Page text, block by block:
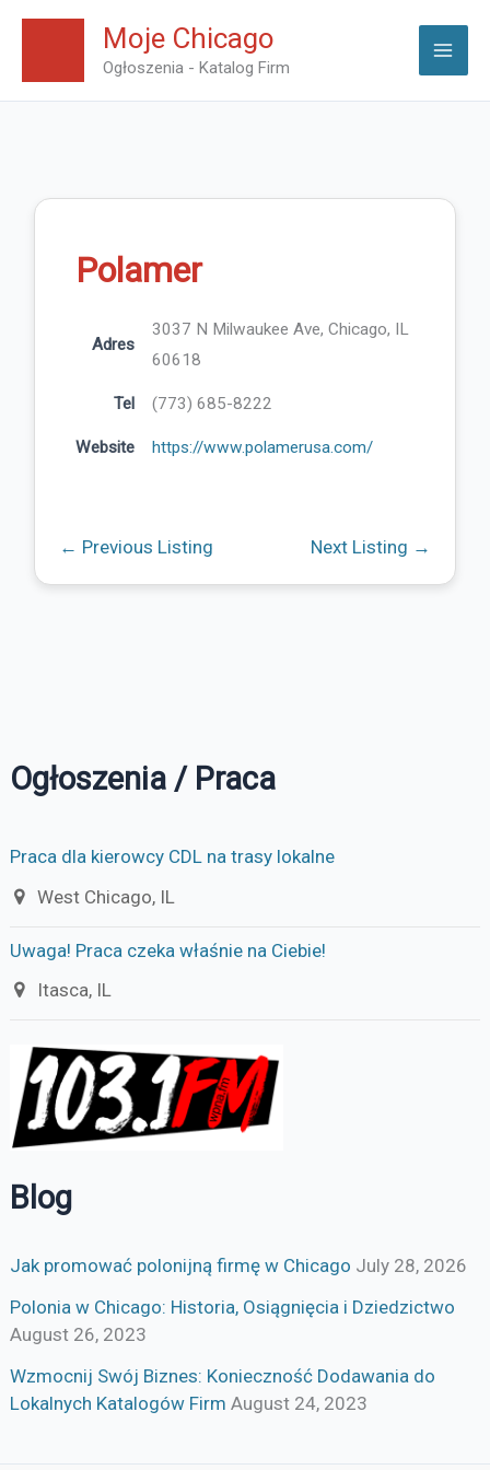
Skip
Moje Chicago
Ogłoszenia - Katalog Firm
Ogłoszenia / Praca
Praca dla kierowcy CDL na trasy lokalne
West Chicago, IL
Uwaga! Praca czeka właśnie na Ciebie!
Itasca, IL
Blog
Jak promować polonijną firmę w Chicago July 28, 2026
Polonia w Chicago: Historia, Osiągnięcia i Dziedzictwo
August 26, 2023
Wzmocnij Swój Biznes: Konieczność Dodawania do
Lokalnych Katalogów Firm August 24, 2023
Polamer
Adres
3037 N Milwaukee Ave, Chicago, IL
60618
Tel (773) 685-8222
Website https://www.polamerusa.com/
← Previous Listing Next Listing →